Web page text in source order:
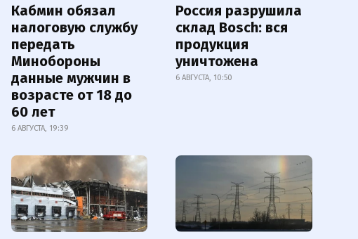
Кабмин обязал
налоговую службу
передать
Минобороны
данные мужчин в
возрасте от 18 до
60 лет
6 АВГУСТА, 19:39
Россия разрушила
склад Bosch: вся
продукция
уничтожена
6 АВГУСТА, 10:50